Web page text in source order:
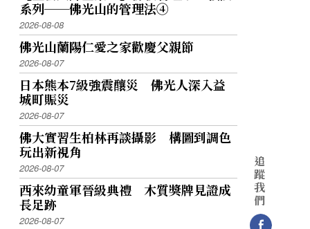
系列──佛光山的管理法④
2026-08-08
佛光山蘭陽仁愛之家歡慶父親節
2026-08-07
日本熊本7級強震釀災 佛光人深入益
城町賑災
2026-08-07
佛大實習生柏林再談攝影 構圖到調色
玩出新視角
2026-08-07
西來幼童軍晉級典禮 木質獎牌見證成
長足跡
2026-08-07
追
蹤
我
們